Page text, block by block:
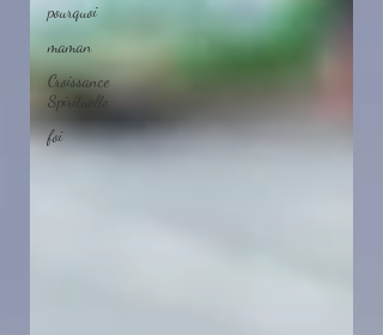
pourquoi
maman
Croissance
Spirituelle
foi